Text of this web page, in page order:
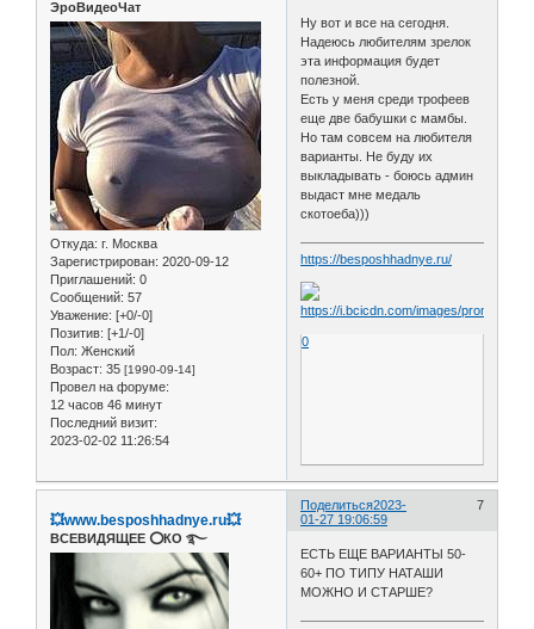
ЭроВидеоЧат
Откуда: г. Москва
Зарегистрирован: 2020-09-12
Приглашений: 0
Сообщений: 57
Уважение: [+0/-0]
Позитив: [+1/-0]
Пол: Женский
Возраст: 35 [1990-09-14]
Провел на форуме:
12 часов 46 минут
Последний визит:
2023-02-02 11:26:54
Ну вот и все на сегодня.
Надеюсь любителям зрелок
эта информация будет
полезной.
Есть у меня среди трофеев
еще две бабушки с мамбы.
Но там совсем на любителя
варианты. Не буду их
выкладывать - боюсь админ
выдаст мне медаль
скотоеба)))
https://besposhhadnye.ru/
0
Поделиться 7
2023-
01-27 19:06:59
💥www.besposhhadnye.ru💥
ВСЕВИДЯЩЕЕ ⭕️КО ࿐
ЕСТЬ ЕЩЕ ВАРИАНТЫ 50-
60+ ПО ТИПУ НАТАШИ
МОЖНО И СТАРШЕ?